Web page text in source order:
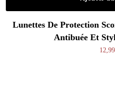
Lunettes De Protection
Antibuée Et
12,99